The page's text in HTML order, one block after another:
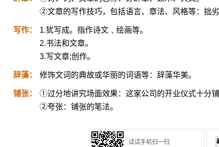
②文章的写作技巧，包括语言、章法、风格等：拙
写作：
1.犹写成。指作诗文﹑绘画等。
2.书法和文章。
3.写文章;创作。
辞藻： 修饰文词的典故或华丽的词语等：辞藻华美。
铺张：
①过分地讲究场面效果：这家公司的开业仪式十分
②夸张：铺张的笔法。
试试手机扫一扫